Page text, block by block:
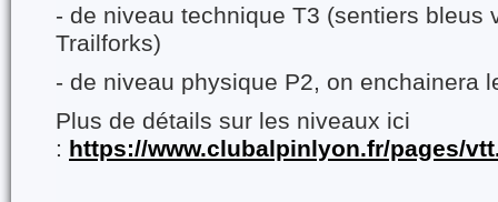
- de niveau technique T3 (sentiers bleus
Trailforks)
- de niveau physique P2, on enchainera
Plus de détails sur les niveaux ici
: https://www.clubalpinlyon.fr/pages/